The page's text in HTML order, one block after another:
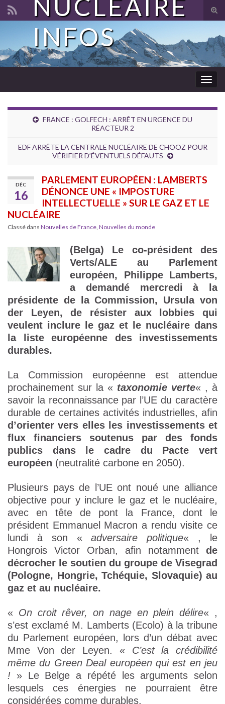
Search for:
NUCLÉAIRE
INFOS
FRANCE : GOLFECH : ARRÊT EN URGENCE DU
RÉACTEUR 2
EDF ARRÊTE LA CENTRALE NUCLÉAIRE DE CHOOZ POUR
VÉRIFIER D’ÉVENTUELS DÉFAUTS
DÉC
16
PARLEMENT EUROPÉEN : LAMBERTS
DÉNONCE UNE « IMPOSTURE
INTELLECTUELLE » SUR LE GAZ ET LE
NUCLÉAIRE
Classé dans Nouvelles de France, Nouvelles du monde
(Belga) Le co-président des
Verts/ALE au Parlement
européen, Philippe Lamberts,
a demandé mercredi à la
présidente de la Commission, Ursula von
der Leyen, de résister aux lobbies qui
veulent inclure le gaz et le nucléaire dans
la liste européenne des investissements
durables.
La Commission européenne est attendue
prochainement sur la « taxonomie verte« , à
savoir la reconnaissance par l’UE du caractère
durable de certaines activités industrielles, afin
d’orienter vers elles les investissements et
flux financiers soutenus par des fonds
publics dans le cadre du Pacte vert
européen (neutralité carbone en 2050).
Plusieurs pays de l’UE ont noué une alliance
objective pour y inclure le gaz et le nucléaire,
avec en tête de pont la France, dont le
président Emmanuel Macron a rendu visite ce
lundi à son «adversaire politique« , le
Hongrois Victor Orban, afin notamment de
décrocher le soutien du groupe de Visegrad
(Pologne, Hongrie, Tchéquie, Slovaquie) au
gaz et au nucléaire.
« On croit rêver, on nage en plein délire« ,
s’est exclamé M. Lamberts (Ecolo) à la tribune
du Parlement européen, lors d’un débat avec
Mme Von der Leyen. « C’est la crédibilité
même du Green Deal européen qui est en jeu
! » Le Belge a répété les arguments selon
lesquels ces énergies ne pourraient être
considérées comme durables.